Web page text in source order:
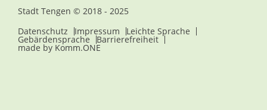
Stadt Tengen © 2018 - 2025
Datenschutz
Impressum Leichte Sprache
Gebärdensprache Barrierefreiheit
made by Komm.ONE